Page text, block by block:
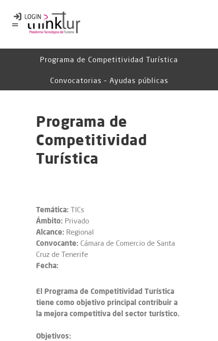
Programa de Competitividad Turística
Convocatorias – Ayudas públicas
Programa de
Competitividad
Turística
Temática: TICs
Ámbito: Privado
Alcance: Regional
Convocante: Cámara de Comercio de Santa
Cruz de Tenerife
Fecha:
El Programa de Competitividad Turística
tiene como objetivo principal contribuir a
la mejora competitiva del sector turístico.
Objetivos: